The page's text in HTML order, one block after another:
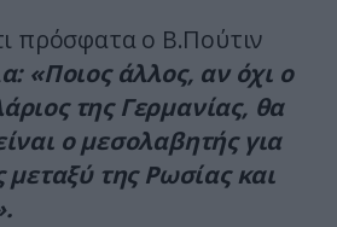
πρόσφατα ο Β.Πούτιν
α: «Ποιος άλλος, αν όχι ο
της Γερμανίας, θα
ο μεσολαβητής για
μεταξύ της Ρωσίας και